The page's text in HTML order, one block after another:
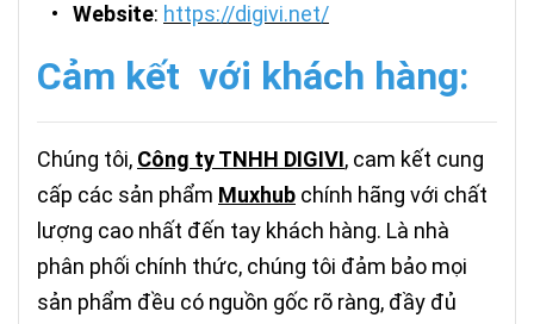
• Website: https://digivi.net/
Cảm kết với khách hàng:
Chúng tôi, Công ty TNHH DIGIVI, cam kết cung
cấp các sản phẩm Muxhub chính hãng với chất
lượng cao nhất đến tay khách hàng. Là nhà
phân phối chính thức, chúng tôi đảm bảo mọi
sản phẩm đều có nguồn gốc rõ ràng, đầy đủ